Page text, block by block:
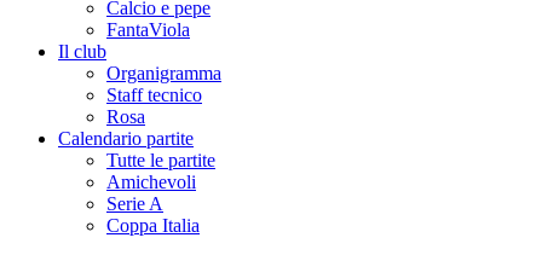
Calcio e pepe
FantaViola
Il club
Organigramma
Staff tecnico
Rosa
Calendario partite
Tutte le partite
Amichevoli
Serie A
Coppa Italia